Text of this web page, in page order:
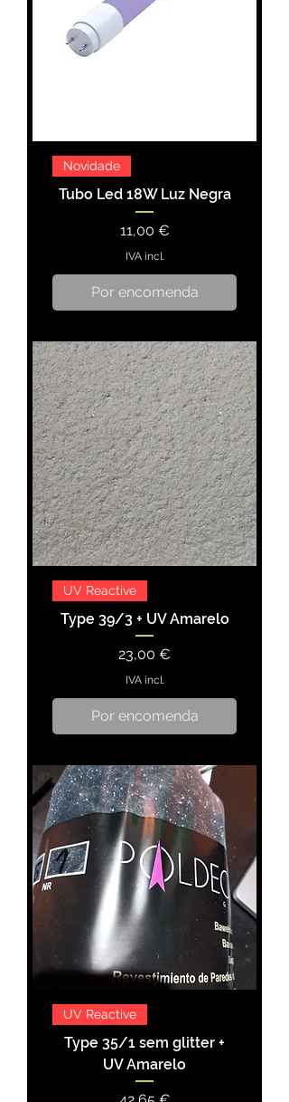
Novidade
Tubo Led 18W Luz Negra
Preço
11,00 €
IVA incl.
Por encomenda
UV Reactive
Type 39/3 + UV Amarelo
Preço
23,00 €
IVA incl.
Por encomenda
UV Reactive
Type 35/1 sem glitter +
UV Amarelo